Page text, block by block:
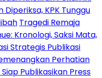
Diperiksa, KPK Tunggu
Tragedi Remaja
Kronologi, Saksi Mata,
Strategis Publikasi
Perhatian
Publikasikan Press